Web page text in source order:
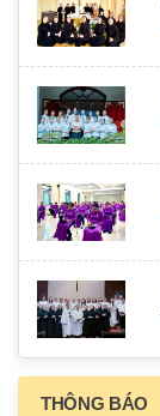
THÔNG BÁO